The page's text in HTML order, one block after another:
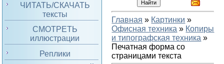
ЧИТАТЬ/СКАЧАТЬ
тексты
СМОТРЕТЬ
иллюстрации
Реплики
Главная » Картинки »
Офисная техника » Копиры
и типографская техника »
Печатная форма со
страницами текста